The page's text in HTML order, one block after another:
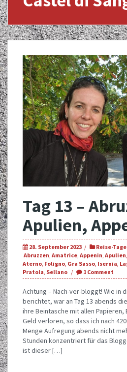
Tag 13 –
Apulien,
28. September 2023 Reise-
Abruzzen, Amatrice, Appenin, Apulien,
Aterno, Foligno, Gra Sasso, Isernia,
Pratola, Sellano 1 Comment
Achtung – Nach-ver-bloggt! Wie in
berichtet, war an Tag 13 abends
ihre Beintasche mit allen Papieren,
Geld verloren, so dass ich nach
Menge Aufregung abends nicht
Stunden konzentriert für das
ist dieser […]